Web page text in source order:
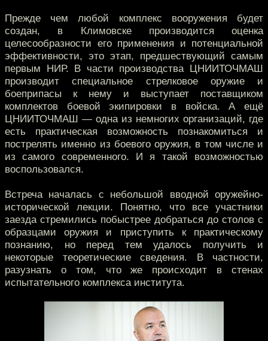
Прежде чем любой комплекс вооружения будет
создан, в Климовске производится оценка
целесообразности его применения и потенциальной
эффективности, это этап, предшествующий самым
первым НИР. В части производства ЦНИИТОЧМАШ
производит специальное стрелковое оружие и
боеприпасы к нему и выступает поставщиком
комплектов боевой экипировки в войска. А ещё
ЦНИИТОЧМАШ — одна из немногих организаций, где
есть практическая возможность познакомиться и
пострелять именно из боевого оружия, в том числе и
из самого современного. И я такой возможностью
воспользовался.
Встреча началась с небольшой вводной оружейно-
исторической лекции. Понятно, что все участники
заезда стремились побыстрее добраться до столов с
образцами оружия и приступить к практическому
познанию, но перед тем удалось получить и
некоторые теоретические сведения. В частности,
разузнать о том, что же происходит в стенах
испытательного комплекса института.